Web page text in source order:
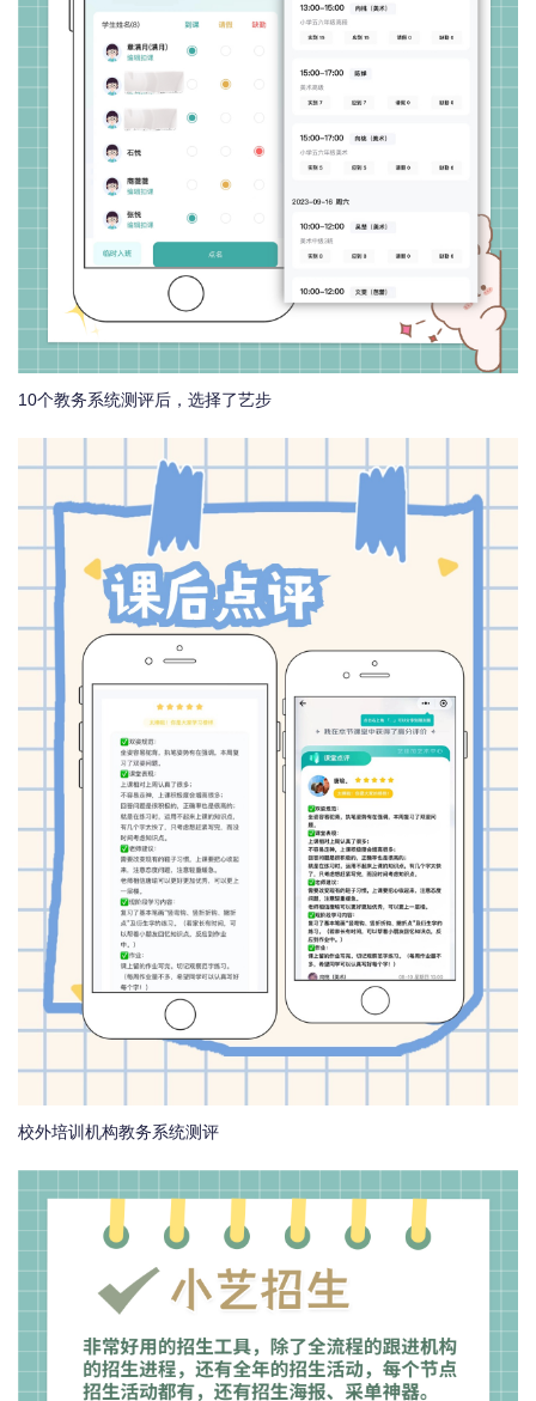
10个教务系统测评后，选择了艺步
校外培训机构教务系统测评